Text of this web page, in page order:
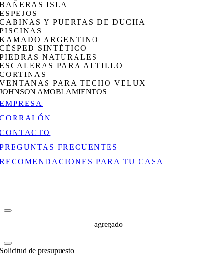
BAÑERAS ISLA
ESPEJOS
CABINAS Y PUERTAS DE DUCHA
PISCINAS
KAMADO ARGENTINO
CÉSPED SINTÉTICO
PIEDRAS NATURALES
ESCALERAS PARA ALTILLO
CORTINAS
VENTANAS PARA TECHO VELUX
JOHNSON AMOBLAMIENTOS
EMPRESA
CORRALÓN
CONTACTO
PREGUNTAS FRECUENTES
RECOMENDACIONES PARA TU CASA
agregado
Solicitud de presupuesto